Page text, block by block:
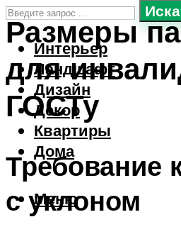
Интерьер
Ландшафт
Дизайн
Декор
Квартиры
Дома
Меню
Размеры
для
ГОСТу
Требование
с уклоном